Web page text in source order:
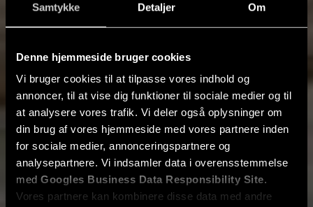
Samtykke Detaljer Om
Denne hjemmeside bruger cookies
Vi bruger cookies til at tilpasse vores indhold og
annoncer, til at vise dig funktioner til sociale medier og til
at analysere vores trafik. Vi deler også oplysninger om
din brug af vores hjemmeside med vores partnere inden
for sociale medier, annonceringspartnere og
analysepartnere. Vi indsamler data i overensstemmelse
med Googles Business Data Responsibility Site.
Vores partnere kan kombinere disse data med andre